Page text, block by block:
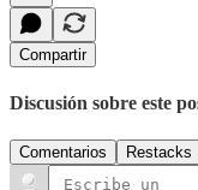
Compartir
Discusión sobre este
Comentarios Restacks